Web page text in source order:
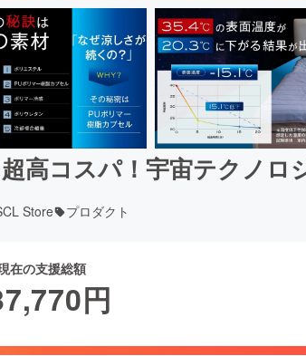
高コスパ！宇宙テクノロ
Store プロダクト
在の支援総額
円